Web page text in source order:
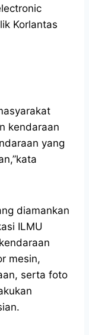
Korlantas
kendaraan
yang
diamankan
ILMU
mesin,
serta foto